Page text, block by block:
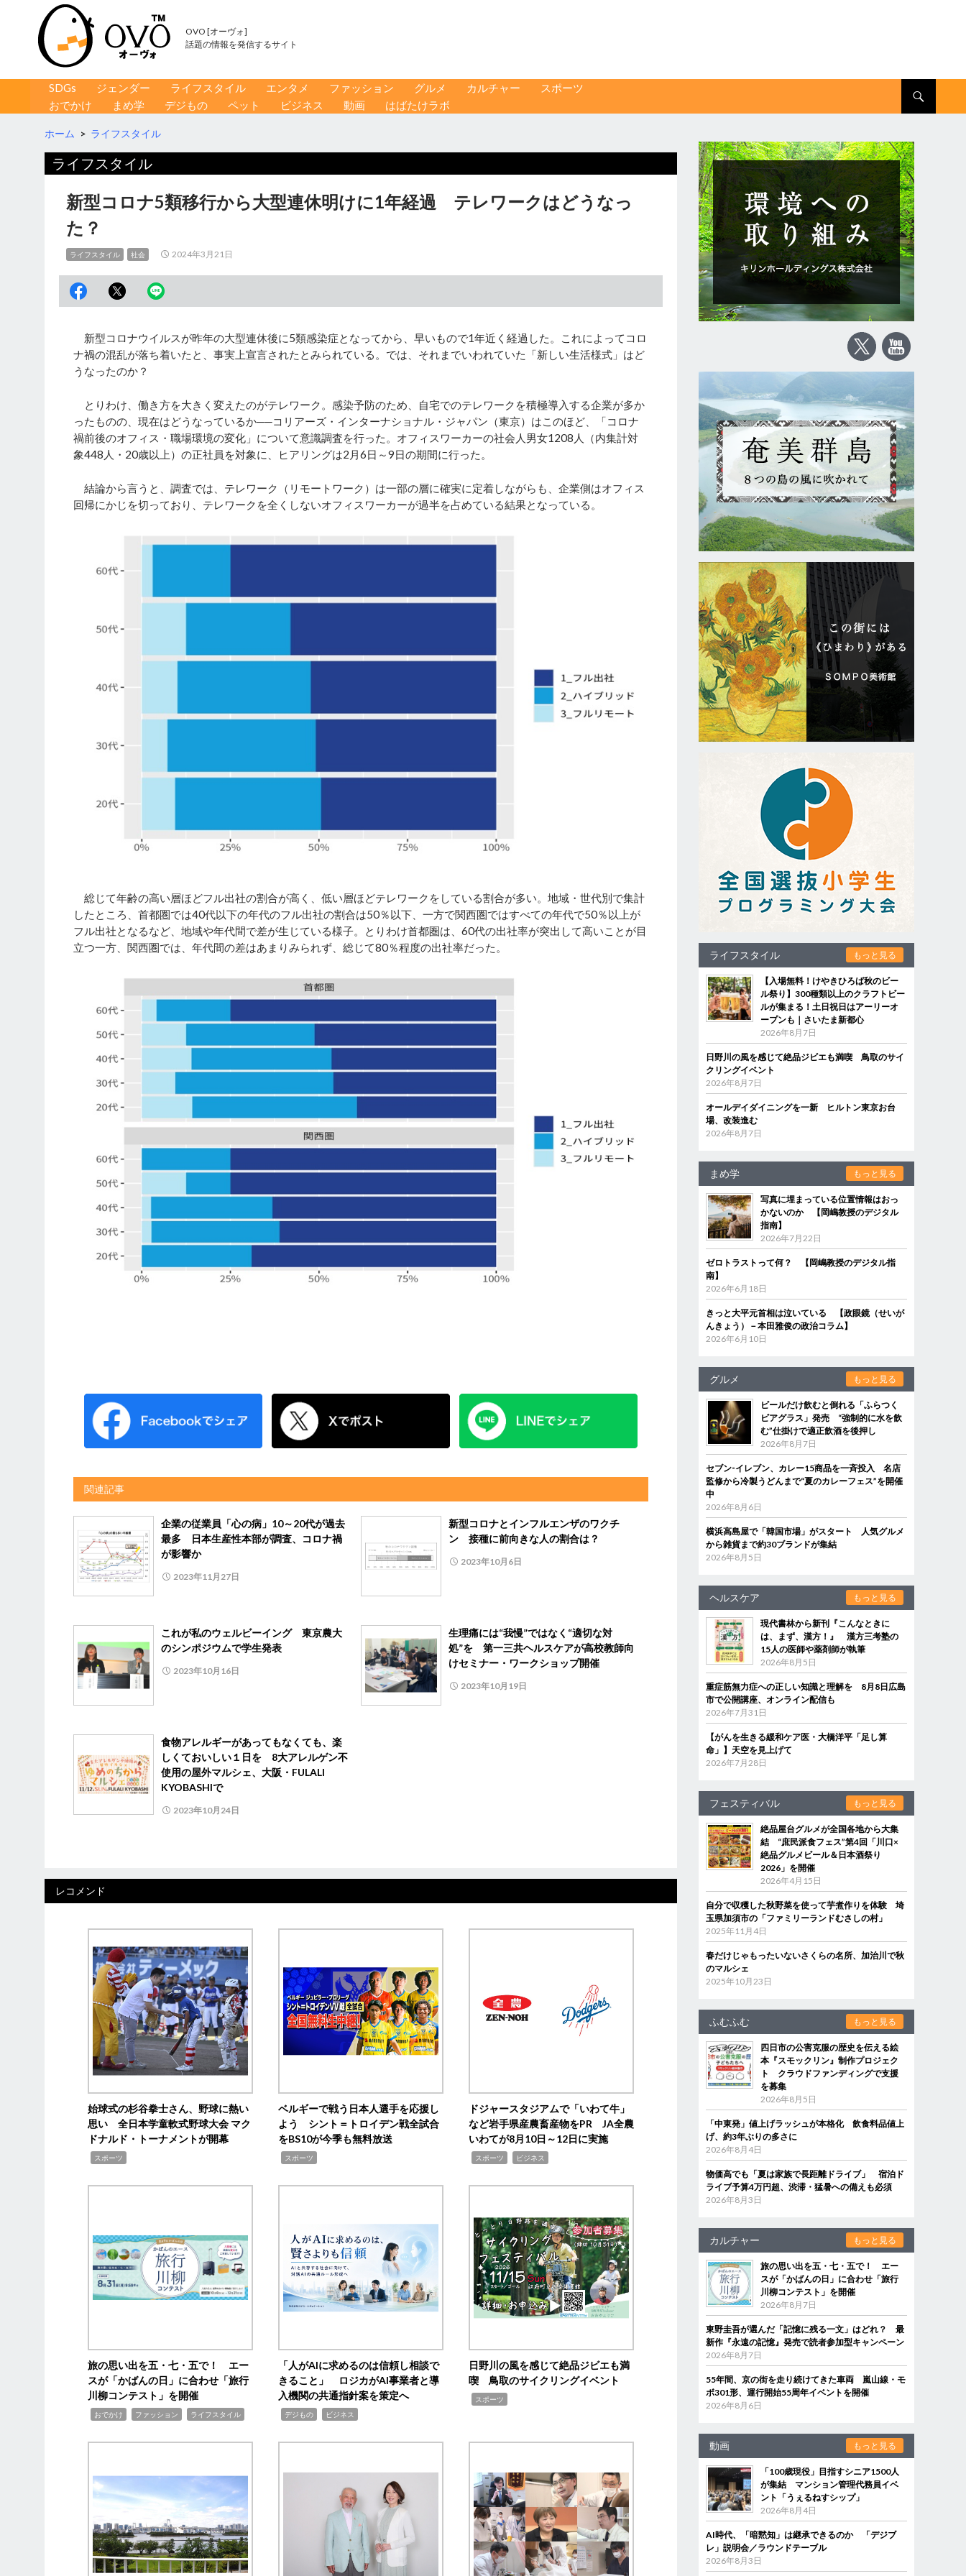
OVO [オーヴォ]
話題の情報を発信するサイト
コンテンツへ移動
SDGs ジェンダー ライフスタイル エンタメ ファッション グルメ カルチャー
スポーツ
おでかけ
まめ学 デジもの ペット ビジネス 動画 はばたけラボ
ホーム > ライフスタイル
ライフスタイル
新型コロナ5類移行から大型連休明けに1年経過 テレワークはどうなっ
た？
ライフスタイル 社会 2024年3月21日
新型コロナウイルスが昨年の大型連休後に5類感染症となってから、早いもので1年近く経過した。これによってコロ
ナ禍の混乱が落ち着いたと、事実上宣言されたとみられている。では、それまでいわれていた「新しい生活様式」はど
うなったのか？
とりわけ、働き方を大きく変えたのがテレワーク。感染予防のため、自宅でのテレワークを積極導入する企業が多か
ったものの、現在はどうなっているか──コリアーズ・インターナショナル・ジャパン（東京）はこのほど、「コロナ
禍前後のオフィス・職場環境の変化」について意識調査を行った。オフィスワーカーの社会人男女1208人（内集計対
象448人・20歳以上）の正社員を対象に、ヒアリングは2月6日～9日の期間に行った。
結論から言うと、調査では、テレワーク（リモートワーク）は一部の層に確実に定着しながらも、企業側はオフィス
回帰にかじを切っており、テレワークを全くしないオフィスワーカーが過半を占めている結果となっている。
総じて年齢の高い層ほどフル出社の割合が高く、低い層ほどテレワークをしている割合が多い。地域・世代別で集計
したところ、首都圏では40代以下の年代のフル出社の割合は50％以下、一方で関西圏ではすべての年代で50％以上が
フル出社となるなど、地域や年代間で差が生じている様子。とりわけ首都圏は、60代の出社率が突出して高いことが目
立つ一方、関西圏では、年代間の差はあまりみられず、総じて80％程度の出社率だった。
関連記事
企業の従業員「心の病」10～20代が過去
最多 日本生産性本部が調査、コロナ禍
が影響か
2023年11月27日
新型コロナとインフルエンザのワクチ
ン 接種に前向きな人の割合は？
2023年10月6日
これが私のウェルビーイング 東京農大
のシンポジウムで学生発表
2023年10月16日
生理痛には“我慢”ではなく“適切な対
処”を 第一三共ヘルスケアが⾼校教師向
けセミナー・ワークショップ開催
2023年10月19日
食物アレルギーがあってもなくても、楽
しくておいしい１日を 8大アレルゲン不
使用の屋外マルシェ、大阪・FULALI
KYOBASHIで
2023年10月24日
レコメンド
始球式の杉谷拳士さん、野球に熱い
思い 全日本学童軟式野球大会 マク
ドナルド・トーナメントが開幕
スポーツ
ベルギーで戦う日本人選手を応援し
よう シント＝トロイデン戦全試合
をBS10が今季も無料放送
スポーツ
ドジャースタジアムで「いわて牛」
など岩手県産農畜産物をPR JA全農
いわてが8月10日～12日に実施
スポーツ ビジネス
旅の思い出を五・七・五で！ エー
スが「かばんの日」に合わせ「旅行
川柳コンテスト」を開催
おでかけ ファッション ライフスタイル
「人がAIに求めるのは信頼し相談で
きること」 ロジカがAI事業者と導
入機関の共通指針案を策定へ
デジもの ビジネス
日野川の風を感じて絶品ジビエも満
喫 鳥取のサイクリングイベント
スポーツ
ライフスタイル もっと見る
【入場無料！けやきひろば秋のビー
ル祭り】300種類以上のクラフトビー
ルが集まる！土日祝日はアーリーオ
ープンも｜さいたま新都心
2026年8月7日
日野川の風を感じて絶品ジビエも満喫 鳥取のサイ
クリングイベント
2026年8月7日
オールデイダイニングを一新 ヒルトン東京お台
場、改装進む
2026年8月7日
まめ学 もっと見る
写真に埋まっている位置情報はおっ
かないのか 【岡嶋教授のデジタル
指南】
2026年7月22日
ゼロトラストって何？ 【岡嶋教授のデジタル指
南】
2026年6月18日
きっと大平元首相は泣いている 【政眼鏡（せいが
んきょう）－本田雅俊の政治コラム】
2026年6月10日
グルメ もっと見る
ビールだけ飲むと倒れる「ふらつく
ビアグラス」発売 “強制的に水を飲
む”仕掛けで適正飲酒を後押し
2026年8月7日
セブン‐イレブン、カレー15商品を一斉投入 名店
監修から冷製うどんまで“夏のカレーフェス”を開催
中
2026年8月6日
横浜高島屋で「韓国市場」がスタート 人気グルメ
から雑貨まで約30ブランドが集結
2026年8月5日
ヘルスケア もっと見る
現代書林から新刊『こんなときに
は、まず、漢方！』 漢方三考塾の
15人の医師や薬剤師が執筆
2026年8月5日
重症筋無力症への正しい知識と理解を 8月8日広島
市で公開講座、オンライン配信も
2026年7月31日
【がんを生きる緩和ケア医・大橋洋平「足し算
命」】天空を見上げて
2026年7月28日
フェスティバル もっと見る
絶品屋台グルメが全国各地から大集
結 “庶民派食フェス”第4回「川口×
絶品グルメビール＆日本酒祭り
2026」を開催
2026年4月15日
自分で収穫した秋野菜を使って芋煮作りを体験 埼
玉県加須市の「ファミリーランドむさしの村」
2025年11月4日
春だけじゃもったいないさくらの名所、加治川で秋
のマルシェ
2025年10月23日
ふむふむ もっと見る
四日市の公害克服の歴史を伝える絵
本『スモックリン』制作プロジェク
ト クラウドファンディングで支援
を募集
2026年8月5日
「中東発」値上げラッシュが本格化 飲食料品値上
げ、約3年ぶりの多さに
2026年8月4日
物価高でも「夏は家族で長距離ドライブ」 宿泊ド
ライブ予算4万円超、渋滞・猛暑への備えも必須
2026年8月3日
カルチャー もっと見る
旅の思い出を五・七・五で！ エー
スが「かばんの日」に合わせ「旅行
川柳コンテスト」を開催
2026年8月7日
東野圭吾が選んだ「記憶に残る一文」はどれ？ 最
新作『永遠の記憶』発売で読者参加型キャンペーン
2026年8月7日
55年間、京の街を走り続けてきた車両 嵐山線・モ
ボ301形、運行開始55周年イベントを開催
2026年8月6日
動画 もっと見る
「100歳現役」目指すシニア1500人
が集結 マンション管理代務員イベ
ント「うぇるねすシップ」
2026年8月4日
AI時代、「暗黙知」は継承できるのか 「デジブ
レ」説明会／ラウンドテーブル
2026年8月3日